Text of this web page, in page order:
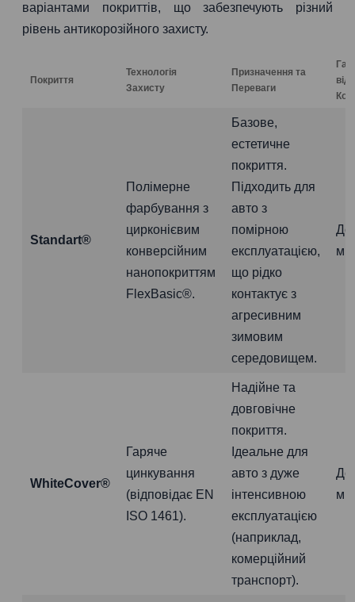
варіантами покриттів, що забезпечують різний
рівень антикорозійного захисту.
Покриття
Технологія
Захисту
Призначення та
Переваги
від
Standart®
Полімерне
фарбування з
цирконієвим
конверсійним
нанопокриттям
FlexBasic®.
Базове,
естетичне
покриття.
Підходить для
авто з
помірною
експлуатацією,
що рідко
контактує з
агресивним
зимовим
середовищем.
До
WhiteCover®
Гаряче
цинкування
(відповідає EN
ISO 1461).
Надійне та
довговічне
покриття.
Ідеальне для
авто з дуже
інтенсивною
експлуатацією
(наприклад,
комерційний
транспорт).
До